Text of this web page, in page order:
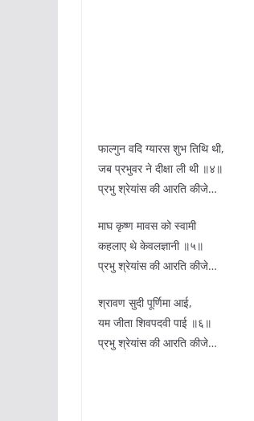
फाल्गुन वदि ग्यारस शुभ तिथि थी,
जब प्रभुवर ने दीक्षा ली थी ॥४॥
प्रभु श्रेयांस की आरति कीजे…
माघ कृष्ण मावस को स्वामी
कहलाए थे केवलज्ञानी ॥५॥
प्रभु श्रेयांस की आरति कीजे…
श्रावण सुदी पूर्णिमा आई,
यम जीता शिवपदवी पाई ॥६॥
प्रभु श्रेयांस की आरति कीजे…